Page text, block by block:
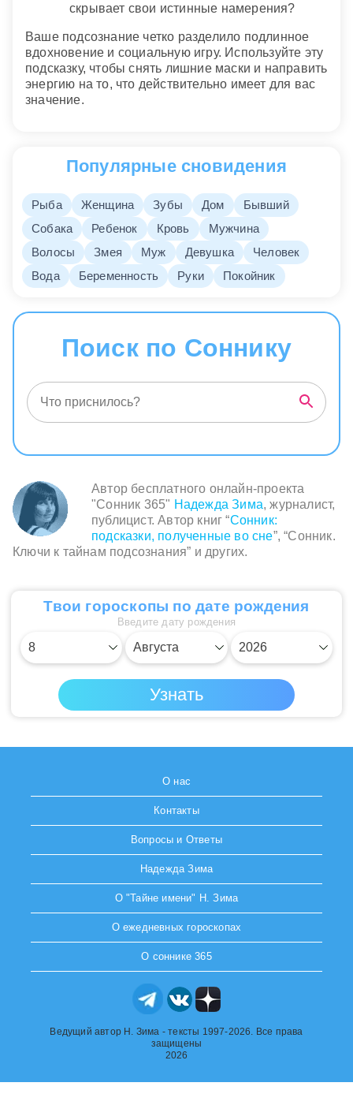
скрывает свои истинные намерения?
Ваше подсознание четко разделило подлинное
вдохновение и социальную игру. Используйте эту
подсказку, чтобы снять лишние маски и направить
энергию на то, что действительно имеет для вас
значение.
Популярные сновидения
Рыба Женщина Зубы Дом
Бывший
Собака
Ребенок Кровь
Мужчина
Волосы
Змея Муж Девушка
Человек
Вода
Беременность Руки Покойник
Поиск по Соннику
Автор бесплатного онлайн-проекта
"Сонник 365" Надежда Зима, журналист,
публицист. Автор книг “Сонник:
подсказки, полученные во сне”, “Сонник.
Ключи к тайнам подсознания” и других.
Твои гороскопы по дате рождения
Введите дату рождения
О нас
Контакты
Вопросы и Ответы
Надежда Зима
О "Тайне имени" Н. Зима
О ежедневных гороскопах
О соннике 365
Ведущий автор Н. Зима - тексты 1997-2026. Все права
защищены
2026